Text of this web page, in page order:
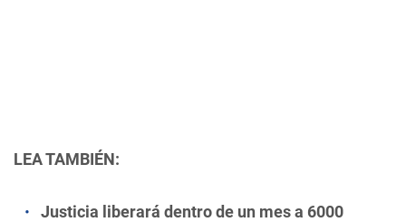
LEA TAMBIÉN:
Justicia liberará dentro de un mes a 6000